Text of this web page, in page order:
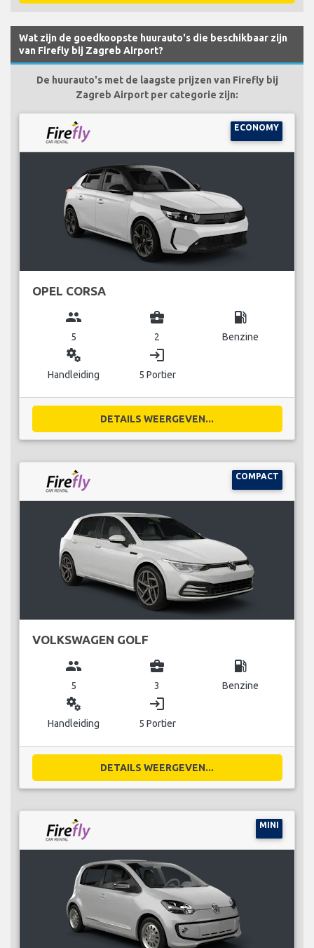
Wat zijn de goedkoopste huurauto's die beschikbaar zijn
van Firefly bij Zagreb Airport?
De huurauto's met de laagste prijzen van Firefly bij
Zagreb Airport per categorie zijn:
ECONOMY
OPEL CORSA
group
5
business_center
2
local_gas_station
Benzine
miscellaneous_services
Handleiding
login
5 Portier
DETAILS WEERGEVEN...
COMPACT
VOLKSWAGEN GOLF
group
5
business_center
3
local_gas_station
Benzine
miscellaneous_services
Handleiding
login
5 Portier
DETAILS WEERGEVEN...
MINI